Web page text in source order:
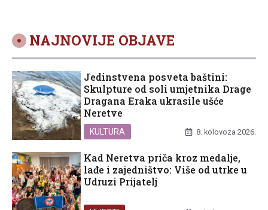
NAJNOVIJE OBJAVE
Jedinstvena posveta baštini:
Skulpture od soli umjetnika Drage
Dragana Eraka ukrasile ušće
Neretve
KULTURA 8. kolovoza 2026.
Kad Neretva priča kroz medalje,
lađe i zajedništvo: Više od utrke u
Udruzi Prijatelj